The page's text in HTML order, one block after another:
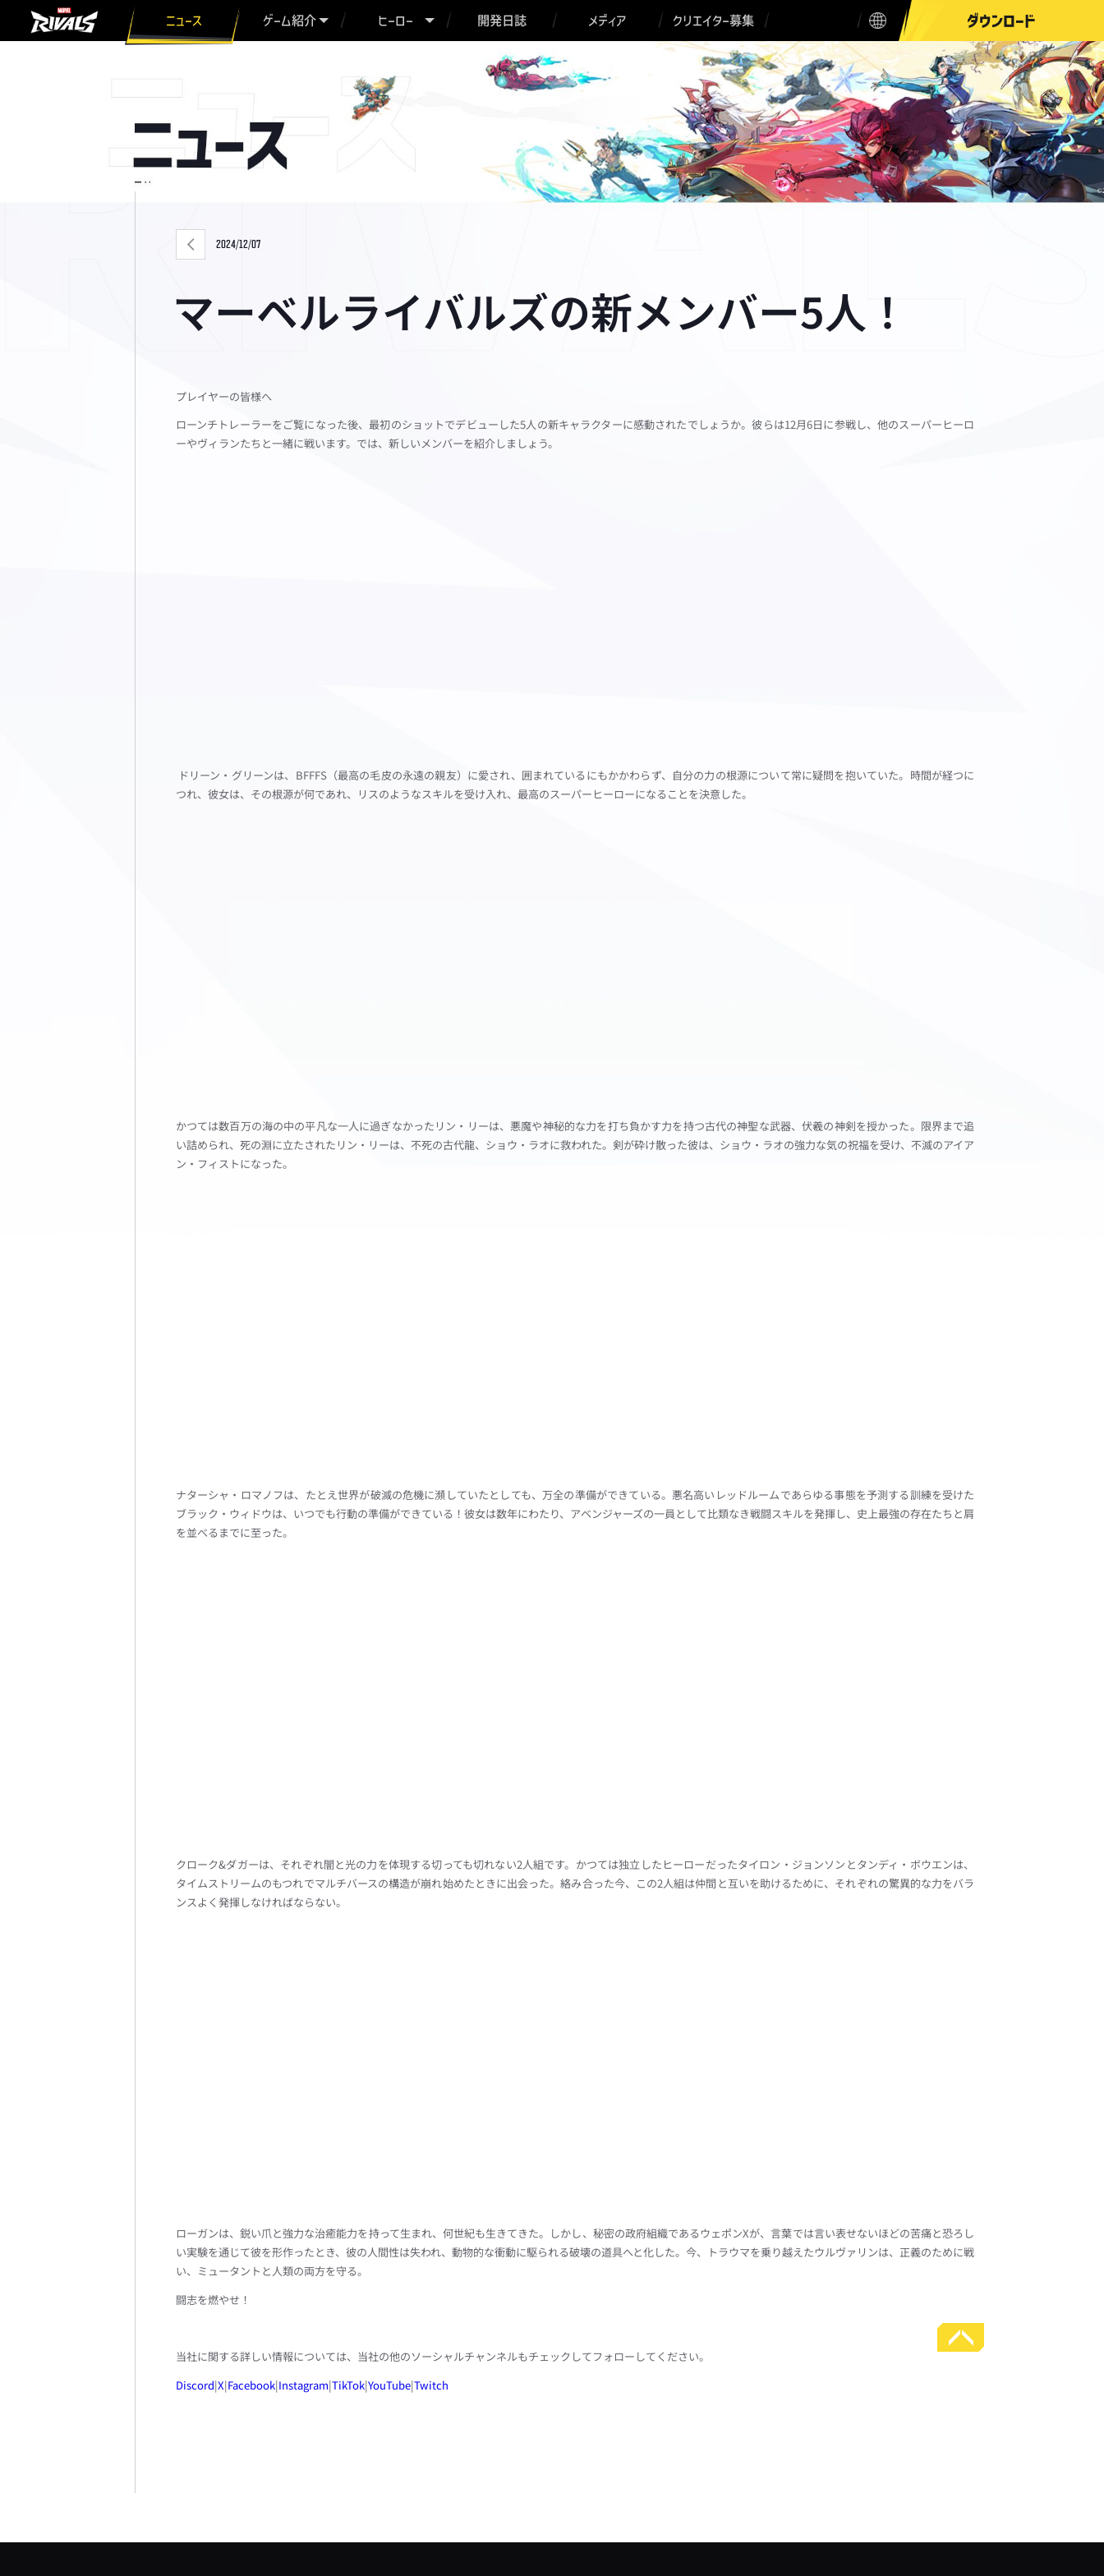
ニュース ゲーム紹介 ヒーロー 開発日誌 メディア クリエイター募集 ダウンロード
2024/12/07
マーベルライバルズの新メンバー5人！
プレイヤーの皆様へ
ローンチトレーラーをご覧になった後、最初のショットでデビューした5人の新キャラクターに感動されたでしょうか。彼らは12月6日に参戦し、他のスーパーヒーロ
ーやヴィランたちと一緒に戦います。では、新しいメンバーを紹介しましょう。
ドリーン・グリーンは、BFFFS（最高の毛皮の永遠の親友）に愛され、囲まれているにもかかわらず、自分の力の根源について常に疑問を抱いていた。時間が経つに
つれ、彼女は、その根源が何であれ、リスのようなスキルを受け入れ、最高のスーパーヒーローになることを決意した。
かつては数百万の海の中の平凡な一人に過ぎなかったリン・リーは、悪魔や神秘的な力を打ち負かす力を持つ古代の神聖な武器、伏羲の神剣を授かった。限界まで追
い詰められ、死の淵に立たされたリン・リーは、不死の古代龍、ショウ・ラオに救われた。剣が砕け散った彼は、ショウ・ラオの強力な気の祝福を受け、不滅のアイア
ン・フィストになった。
ナターシャ・ロマノフは、たとえ世界が破滅の危機に瀕していたとしても、万全の準備ができている。悪名高いレッドルームであらゆる事態を予測する訓練を受けた
ブラック・ウィドウは、いつでも行動の準備ができている！彼女は数年にわたり、アベンジャーズの一員として比類なき戦闘スキルを発揮し、史上最強の存在たちと肩
を並べるまでに至った。
クローク&ダガーは、それぞれ闇と光の力を体現する切っても切れない2人組です。かつては独立したヒーローだったタイロン・ジョンソンとタンディ・ボウエンは、
タイムストリームのもつれでマルチバースの構造が崩れ始めたときに出会った。絡み合った今、この2人組は仲間と互いを助けるために、それぞれの驚異的な力をバラ
ンスよく発揮しなければならない。
ローガンは、鋭い爪と強力な治癒能力を持って生まれ、何世紀も生きてきた。しかし、秘密の政府組織であるウェポンXが、言葉では言い表せないほどの苦痛と恐ろし
い実験を通じて彼を形作ったとき、彼の人間性は失われ、動物的な衝動に駆られる破壊の道具へと化した。今、トラウマを乗り越えたウルヴァリンは、正義のために戦
い、ミュータントと人類の両方を守る。
闘志を燃やせ！
当社に関する詳しい情報については、当社の他のソーシャルチャンネルもチェックしてフォローしてください。
Discord|X|Facebook|Instagram|TikTok|YouTube|Twitch